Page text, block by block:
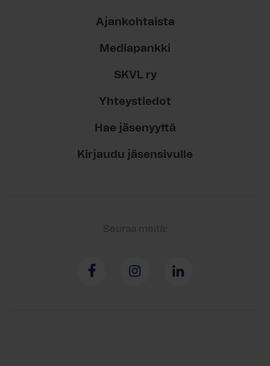
Ajankohtaista
Mediapankki
SKVL ry
Yhteystiedot
Hae jäsenyyttä
Kirjaudu jäsensivulle
Seuraa meitä: